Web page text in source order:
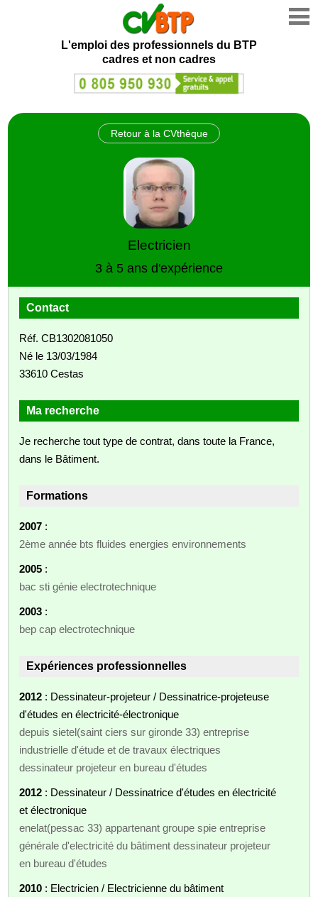
L'emploi des professionnels du BTP
cadres et non cadres
Retour à la CVthèque
Electricien
3 à 5 ans d'expérience
Contact
Réf. CB1302081050
Né le 13/03/1984
33610 Cestas
Ma recherche
Je recherche tout type de contrat, dans toute la France,
dans le Bâtiment.
Formations
2007 :
2ème année bts fluides energies environnements
2005 :
bac sti génie electrotechnique
2003 :
bep cap electrotechnique
Expériences professionnelles
2012 : Dessinateur-projeteur / Dessinatrice-projeteuse
d'études en électricité-électronique
depuis sietel(saint ciers sur gironde 33) entreprise
industrielle d'étude et de travaux électriques
dessinateur projeteur en bureau d'études
2012 : Dessinateur / Dessinatrice d'études en électricité
et électronique
enelat(pessac 33) appartenant groupe spie entreprise
générale d'electricité du bâtiment dessinateur projeteur
en bureau d'études
2010 : Electricien / Electricienne du bâtiment